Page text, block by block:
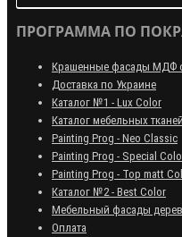
ПРОГРАММА ПО
Крашенные фасады МДФ
Доставка по Украине
Каталог №1 - Lux Color
Каталог мебельных
Painting Prog - Neo Classiс
Painting Prog - Special
Painting Prog - Top matt
Каталог №2 - Best Color
Мебельный фасады
Оплата